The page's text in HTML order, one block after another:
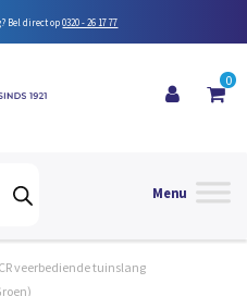
Bel direct op0320 - 26 17 77
0
veerbediende tuinslang